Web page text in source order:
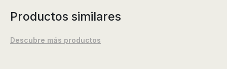
Productos similares
Descubre más productos